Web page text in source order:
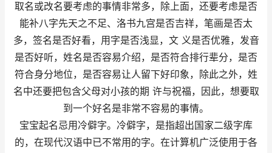
取名或改名要考虑的事情非常多，除上面，还要考虑是否
能补八字先天之不足、洛书九宫是否吉祥，笔画是否太
多，签名是否好看，用字是否浅显，文 义是否优雅，发音
是否好听，姓名是否容易介绍，是否符合排行辈分，是否
符合身分地位，是否容易让人留下好印象，除此之外，姓
名中还要把包含父母对小孩的期 许与祝福，因此，想要取
到一个好名是非常不容易的事情。
宝宝起名忌用冷僻字。冷僻字，是指超出国家二级字库
的，在现代汉语中已不常用的字。在计算机广泛使用于各